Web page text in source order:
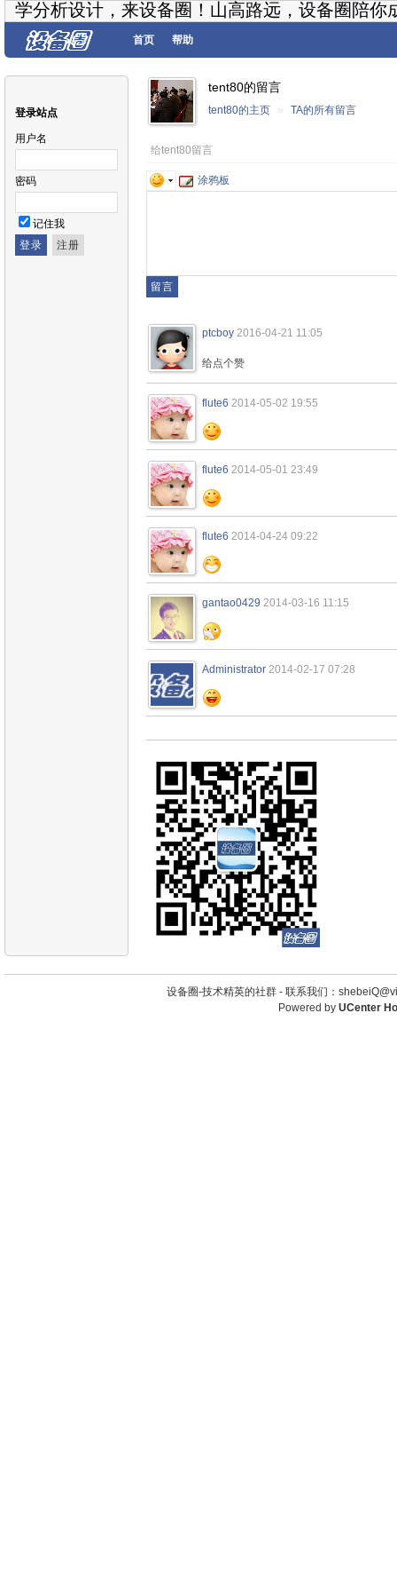
学分析设计，来设备圈！山高路远，设备圈陪你
首页 帮助
登录站点
用户名
密码
记住我
tent80的留言
tent80的主页 » TA的所有留言
给tent80留言
涂鸦板
ptcboy 2016-04-21 11:05
给点个赞
flute6 2014-05-02 19:55
flute6 2014-05-01 23:49
flute6 2014-04-24 09:22
gantao0429 2014-03-16 11:15
Administrator 2014-02-17 07:28
设备圈-技术精英的社群 - 联系我们：
Powered by UCenter